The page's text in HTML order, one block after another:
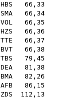
HBS 66,33
SMA 66,34
VOL 66,35
HZS 66,36
TTE 66,37
BVT 66,38
TBS 79,45
DEA 81,38
BMA 82,26
AFB 86,15
ZDS 112,13